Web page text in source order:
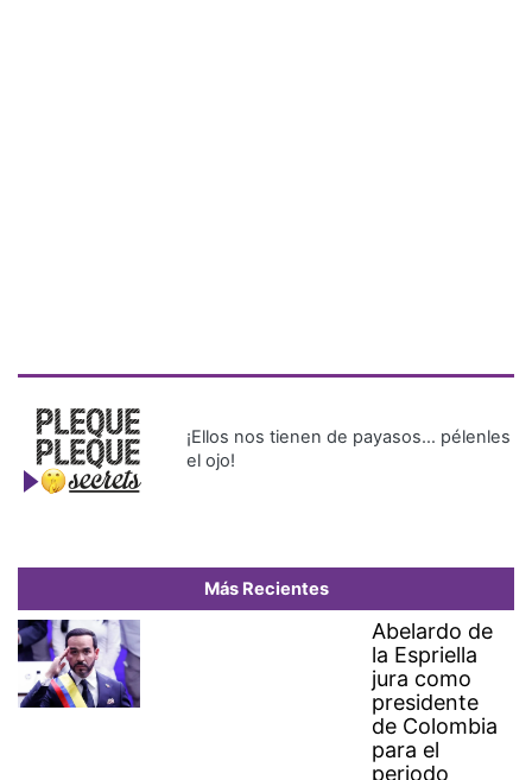
¡Ellos nos tienen de payasos… pélenles
el ojo!
Más Recientes
Abelardo de
la Espriella
jura como
presidente
de Colombia
para el
periodo